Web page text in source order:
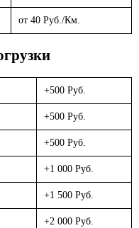
от 40 Руб./Км.
+500 Руб.
+500 Руб.
+500 Руб.
+1 000 Руб.
+1 500 Руб.
+2 000 Руб.